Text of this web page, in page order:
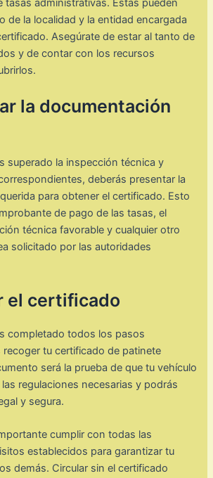
tasas administrativas. Estas pueden
de la localidad y la entidad encargada
Asegúrate de estar al tanto de
y de contar con los recursos
la documentación
superado la inspección técnica y
deberás presentar la
para obtener el certificado. Esto
de pago de las tasas, el
técnica favorable y cualquier otro
solicitado por las autoridades
el certificado
completado todos los pasos
tu certificado de patinete
será la prueba de que tu vehículo
regulaciones necesarias y podrás
y segura.
cumplir con todas las
establecidos para garantizar tu
demás. Circular sin el certificado